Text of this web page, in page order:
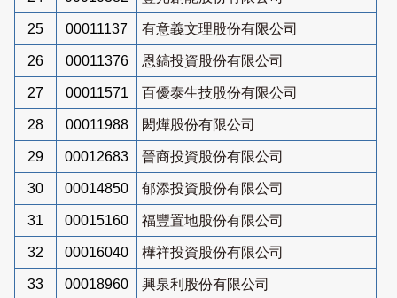
25 00011137 有意義文理股份有限公司
26 00011376 恩鎬投資股份有限公司
27 00011571 百優泰生技股份有限公司
28 00011988 閎燁股份有限公司
29 00012683 晉商投資股份有限公司
30 00014850 郁添投資股份有限公司
31 00015160 福豐置地股份有限公司
32 00016040 樺祥投資股份有限公司
33 00018960 興泉利股份有限公司